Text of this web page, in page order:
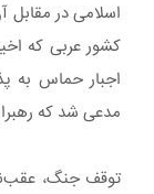
اسلامی در
کشور عربی که
اجبار حماس به
مدعی شد که
توقف جنگ،